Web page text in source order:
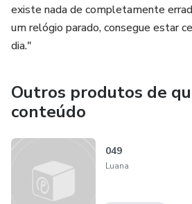
existe nada de completamente
um relógio parado, consegue estar
dia."
Outros produtos de
conteúdo
049
Luana